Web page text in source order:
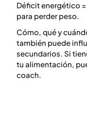
Déficit energético
para perder peso.
Cómo, qué y
también puede
secundarios. Si
tu alimentación,
coach.